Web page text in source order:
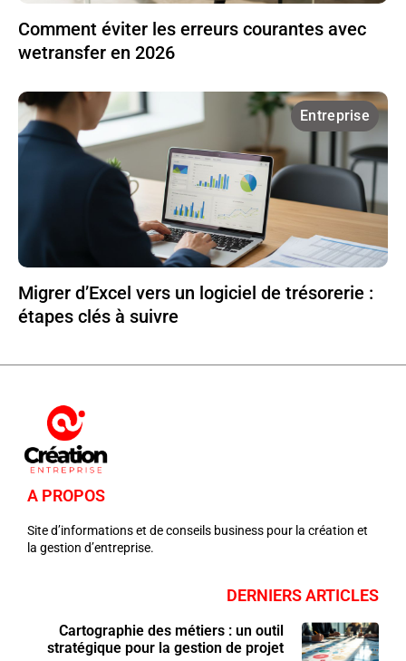
Comment éviter les erreurs courantes avec
wetransfer en 2026
Entreprise
Migrer d’Excel vers un logiciel de trésorerie :
étapes clés à suivre
A PROPOS
Site d’informations et de conseils business pour la création et
la gestion d’entreprise.
DERNIERS ARTICLES
Cartographie des métiers : un outil
stratégique pour la gestion de projet